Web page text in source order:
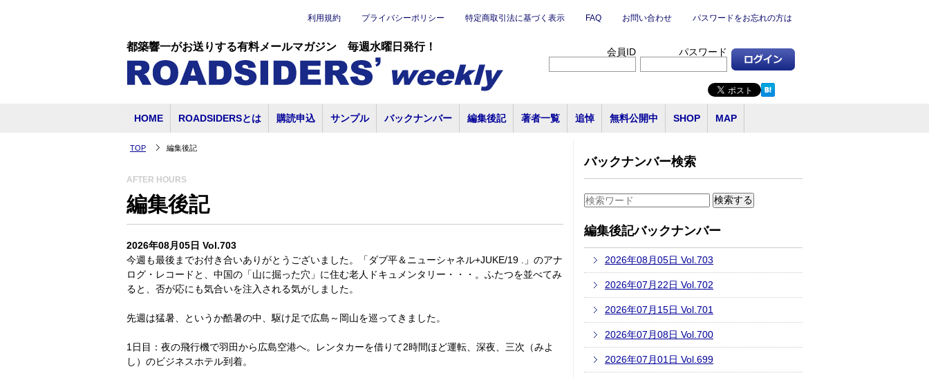
都築響一がお送りする有料メールマガジン 毎週水曜日発行！
利用規約 プライバシーポリシー 特定商取引法に基づく表示 FAQ お問い合わせ パスワードをお忘れの方は
会員ID パスワード
HOME ROADSIDERSとは 購読申込 サンプル バックナンバー 編集後記 著者一覧 追悼 無料公開中 SHOP MAP
TOP 編集後記
AFTER HOURS
編集後記
2026年08月05日 Vol.703
今週も最後までお付き合いありがとうございました。「ダブ平＆ニューシャネル+JUKE/19 .」のアナ
ログ・レコードと、中国の「山に掘った穴」に住む老人ドキュメンタリー・・・。ふたつを並べてみ
ると、否が応にも気合いを注入される気がしました。
先週は猛暑、というか酷暑の中、駆け足で広島～岡山を巡ってきました。
1日目：夜の飛行機で羽田から広島空港へ。レンタカーを借りて2時間ほど運転、深夜、三次（みよ
し）のビジネスホテル到着。
バックナンバー検索
編集後記バックナンバー
2026年08月05日 Vol.703
2026年07月22日 Vol.702
2026年07月15日 Vol.701
2026年07月08日 Vol.700
2026年07月01日 Vol.699